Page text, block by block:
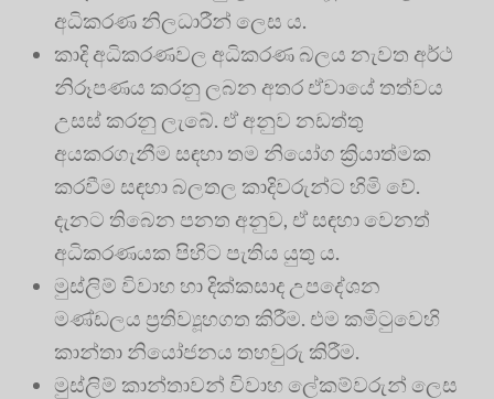
අධිකරණ නිලධාරීන් ලෙස ය.
කාදි අධිකරණවල අධිකරණ බලය නැවත අර්ථ
නිරූපණය කරනු ලබන අතර ඒවායේ තත්වය
උසස් කරනු ලැබේ. ඒ අනුව නඩත්තු
අයකරගැනීම සඳහා තම නියෝග ක්‍රියාත්මක
කරවීම සඳහා බලතල කාදිවරුන්ට හිමි වේ.
දැනට තිබෙන පනත අනුව, ඒ සඳහා වෙනත්
අධිකරණයක පිහිට පැතිය යුතු ය.
මුස්ලිම් විවාහ හා දික්කසාද උපදේශන
මණ්ඩලය ප්‍රතිව්‍යූහගත කිරීම. එම කමිටුවෙහි
කාන්තා නියෝජනය තහවුරු කිරීම.
මුස්ලිම් කාන්තාවන් විවාහ ලේකම්වරුන් ලෙස